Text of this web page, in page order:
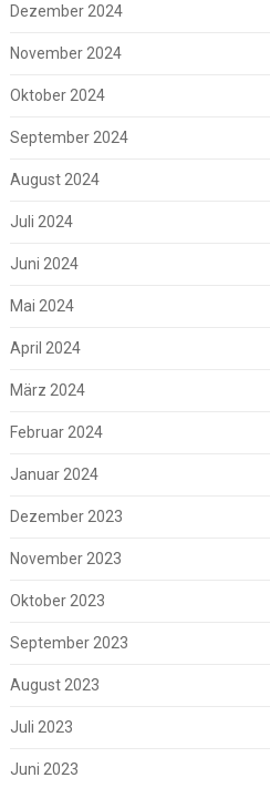
Dezember 2024
November 2024
Oktober 2024
September 2024
August 2024
Juli 2024
Juni 2024
Mai 2024
April 2024
März 2024
Februar 2024
Januar 2024
Dezember 2023
November 2023
Oktober 2023
September 2023
August 2023
Juli 2023
Juni 2023